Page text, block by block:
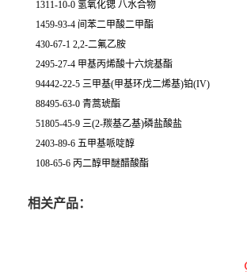
1311-10-0 氢氧化锶 八水合物
1459-93-4 间苯二甲酸二甲酯
430-67-1 2,2-二氟乙胺
2495-27-4 甲基丙烯酸十六烷基酯
94442-22-5 三甲基(甲基环戊二烯基)铂(IV)
88495-63-0 青蒿琥酯
51805-45-9 三(2-羰基乙基)磷盐酸盐
2403-89-6 五甲基哌啶醇
108-65-6 丙二醇甲醚醋酸酯
相关产品：